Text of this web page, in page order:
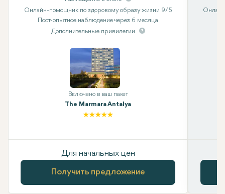
Онлайн-помощник по здоровому образу жизни 9/5
Пост-опытное наблюдение через 6 месяца
Дополнительные привилегии
Включено в ваш пакет
The Marmara Antalya
Для начальных цен
Получить предложение